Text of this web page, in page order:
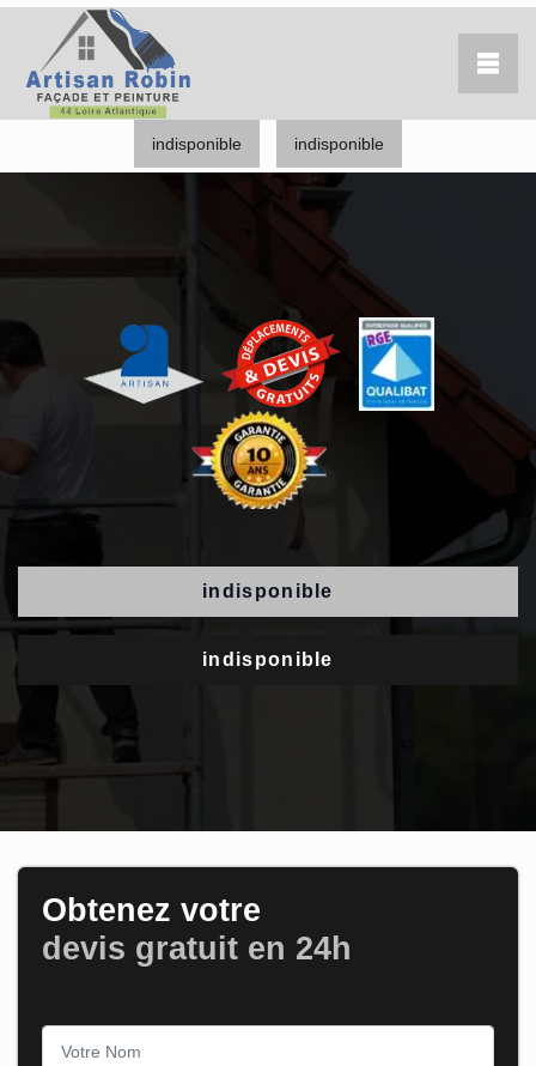
indisponible indisponible
indisponible
indisponible
Obtenez votre
devis gratuit en 24h